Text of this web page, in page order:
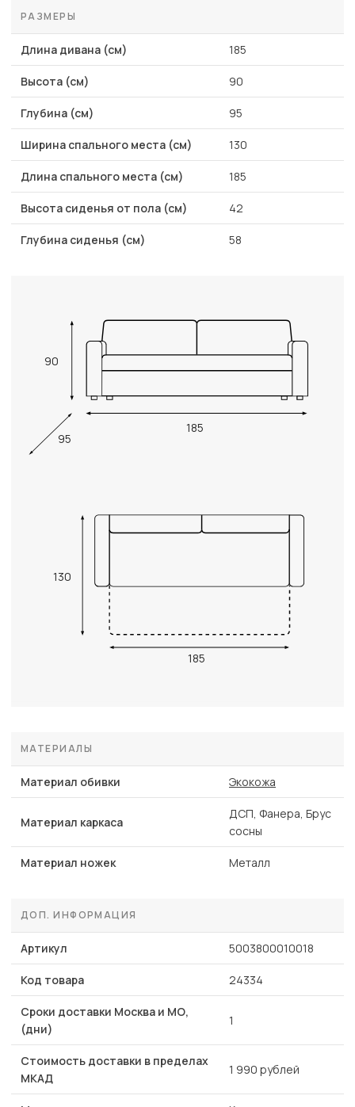
РАЗМЕРЫ
Длина дивана (см) 185
Высота (см) 90
Глубина (см) 95
Ширина спального места (см) 130
Длина спального места (см) 185
Высота сиденья от пола (см) 42
Глубина сиденья (см) 58
90
185
95
130
185
МАТЕРИАЛЫ
Материал обивки Экокожа
Материал каркаса
ДСП, Фанера, Брус
сосны
Материал ножек Металл
ДОП. ИНФОРМАЦИЯ
Артикул 5003800010018
Код товара 24334
Сроки доставки Москва и МО,
(дни)
1
Стоимость доставки в пределах
МКАД
1 990 рублей